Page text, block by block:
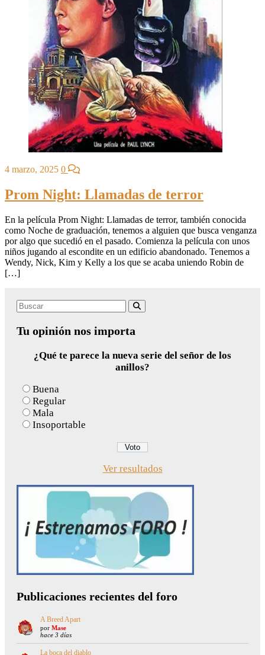
4 marzo, 2025 0
Prom Night: Llamadas de terror
En la película Prom Night: Llamadas de terror, también conocida
como Noche de graduación, tenemos a alguien que busca venganza
por algo que sucedió en el pasado. Comienza la película con unos
niños jugando al escondite en un edificio abandonado. Tenemos a
Wendy, Nick, Kim y Kelly a los que se acaba uniendo Robin de
[…]
Search
Tu opinión nos importa
¿Qué te parece la nueva serie del señor de los
anillos?
Buena
Regular
Mala
Insoportable
Ver resultados
Publicaciones recientes del foro
A Breed Apart
por Mase
hace 3 días
La boca del diablo